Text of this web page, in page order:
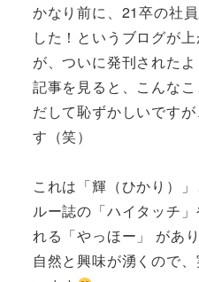
かなり前に、21卒の社
した！というブログが
が、ついに発刊されたよ
記事を見ると、こんな
だして恥ずかしいです
す（笑）
これは「輝（ひかり）
ルー誌の「ハイタッチ
れる「やっほー」 があ
自然と興味が湧くので